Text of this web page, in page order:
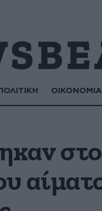
ΠΟΛΙΤΙΚΗ ΟΙΚΟΝΟΜΙΑ